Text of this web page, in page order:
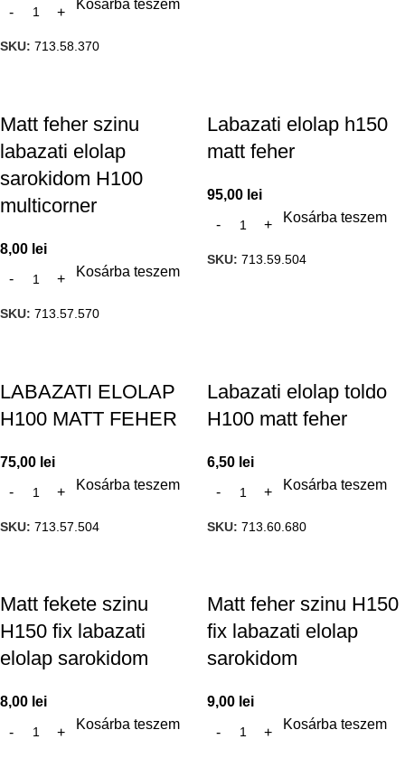
Kosárba teszem
SKU: 713.58.370
Matt feher szinu
labazati elolap
sarokidom H100
multicorner
8,00 lei
Kosárba teszem
SKU: 713.57.570
Labazati elolap h150
matt feher
95,00 lei
Kosárba teszem
SKU: 713.59.504
LABAZATI ELOLAP
H100 MATT FEHER
75,00 lei
Kosárba teszem
SKU: 713.57.504
Labazati elolap toldo
H100 matt feher
6,50 lei
Kosárba teszem
SKU: 713.60.680
Matt fekete szinu
H150 fix labazati
elolap sarokidom
8,00 lei
Kosárba teszem
Matt feher szinu H150
fix labazati elolap
sarokidom
9,00 lei
Kosárba teszem